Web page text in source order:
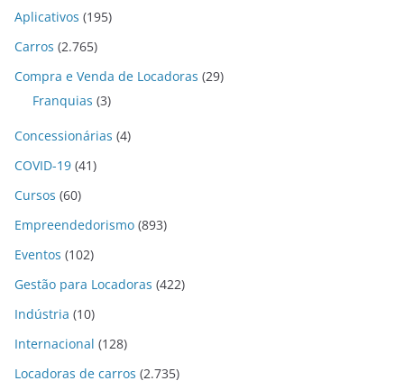
Aplicativos (195)
Carros (2.765)
Compra e Venda de Locadoras (29)
Franquias (3)
Concessionárias (4)
COVID-19 (41)
Cursos (60)
Empreendedorismo (893)
Eventos (102)
Gestão para Locadoras (422)
Indústria (10)
Internacional (128)
Locadoras de carros (2.735)